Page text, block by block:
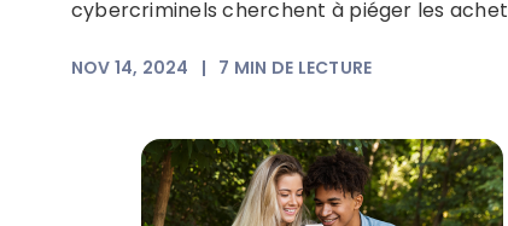
cybercriminels cherchent à piéger les
NOV 14, 2024 | 7 MIN DE LECTURE